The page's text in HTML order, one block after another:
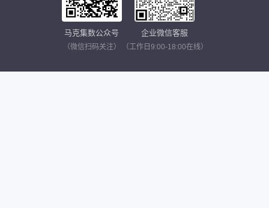
马克集数公众号
（微信扫码关注）
企业微信客服
（工作日9:00-18:00在线）